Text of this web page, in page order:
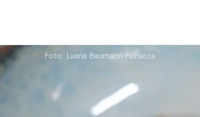
Foto: Luana Baumann-Fonseca